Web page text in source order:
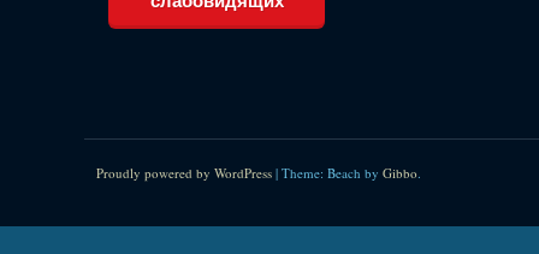
Proudly powered by WordPress | Theme: Beach by Gibbo.